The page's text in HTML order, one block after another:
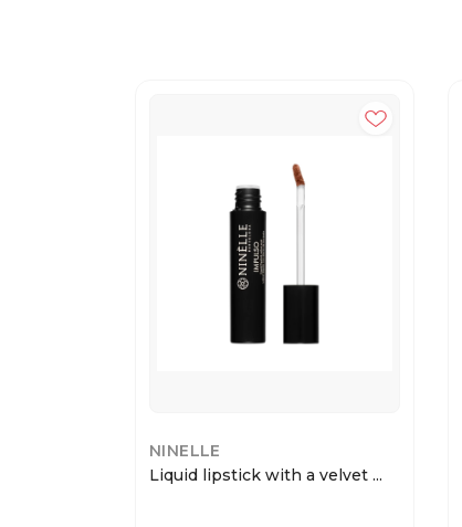
NINELLE
Liquid lipstick with a velvet ...